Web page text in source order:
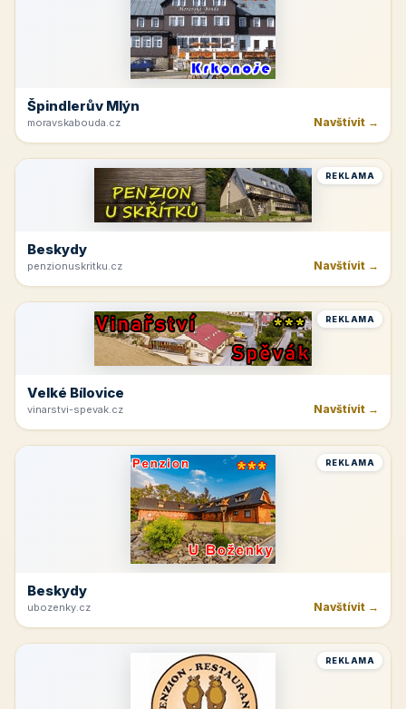
Špindlerův Mlýn
moravskabouda.cz Navštívit →
REKLAMA
Beskydy
penzionuskritku.cz Navštívit →
REKLAMA
Velké Bílovice
vinarstvi-spevak.cz Navštívit →
REKLAMA
Beskydy
ubozenky.cz Navštívit →
REKLAMA